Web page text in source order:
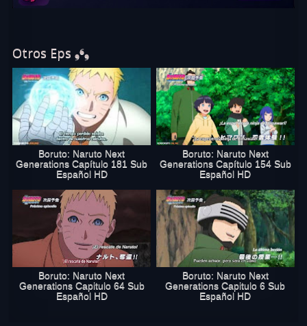
a todos tus amigos que vean Boruto 33 Online en verboruto.online
Otros Eps ❟❛❟
Boruto: Naruto Next
Generations Capítulo 181 Sub
Español HD
Boruto: Naruto Next
Generations Capítulo 154 Sub
Español HD
Boruto: Naruto Next
Generations Capitulo 64 Sub
Español HD
Boruto: Naruto Next
Generations Capitulo 6 Sub
Español HD